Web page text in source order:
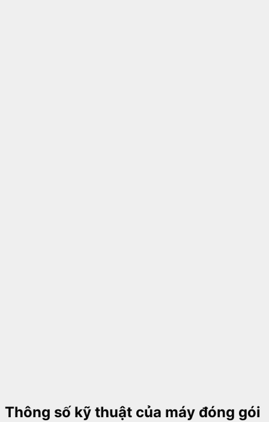
Thông số kỹ thuật của máy đóng gói